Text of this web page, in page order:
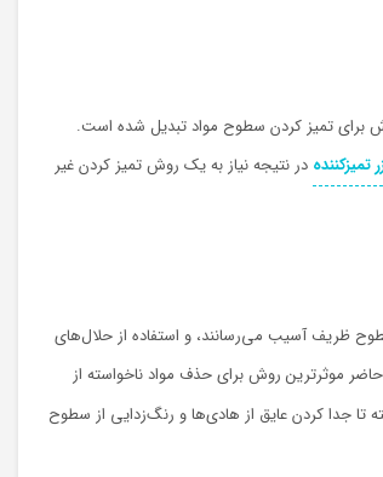
برای تمیز کردن سطوح مواد تبدیل شده است.
تمیزکننده در نتیجه نیاز به یک روش تمیز کردن غیر
ظریف آسیب می‌رسانند، و استفاده از حلال‌های
موثرترین روش برای حذف مواد ناخواسته از
تا جدا کردن عایق از هادی‌ها و رنگ‌زدایی از سطوح